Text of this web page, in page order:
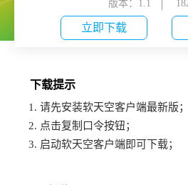
版本：1.1
立即下载
下载提示
1. 请先安装软天空客户端最新版；
2. 点击复制口令按钮；
3. 启动软天空客户端即可下载；